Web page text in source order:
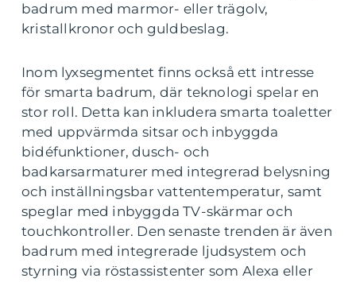
badrum med marmor- eller trägolv,
kristallkronor och guldbeslag.
Inom lyxsegmentet finns också ett intresse
för smarta badrum, där teknologi spelar en
stor roll. Detta kan inkludera smarta toaletter
med uppvärmda sitsar och inbyggda
bidéfunktioner, dusch- och
badkarsarmaturer med integrerad belysning
och inställningsbar vattentemperatur, samt
speglar med inbyggda TV-skärmar och
touchkontroller. Den senaste trenden är även
badrum med integrerade ljudsystem och
styrning via röstassistenter som Alexa eller